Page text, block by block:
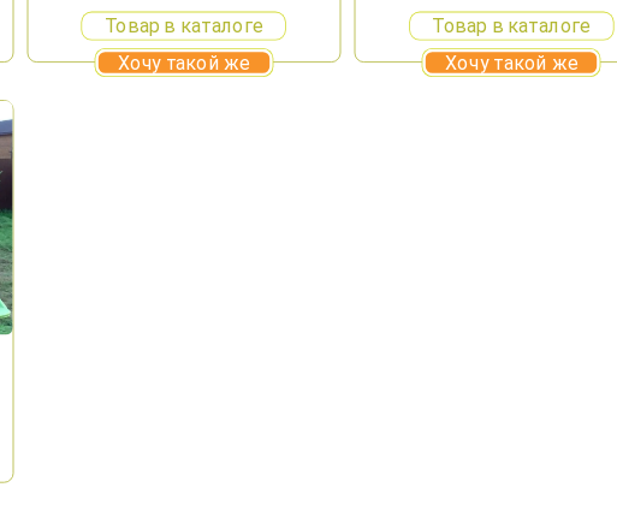
Товар в каталоге
Хочу такой же
Товар в каталоге
Хочу такой же